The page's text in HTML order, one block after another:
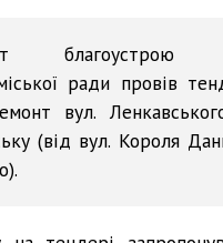
благоустрою
ради провів
вул.
(від вул. Короля